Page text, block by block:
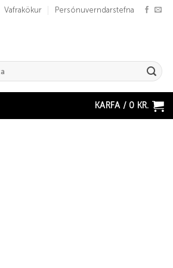
Vafrakökur Persónuverndarstefna
KARFA / 0 KR.